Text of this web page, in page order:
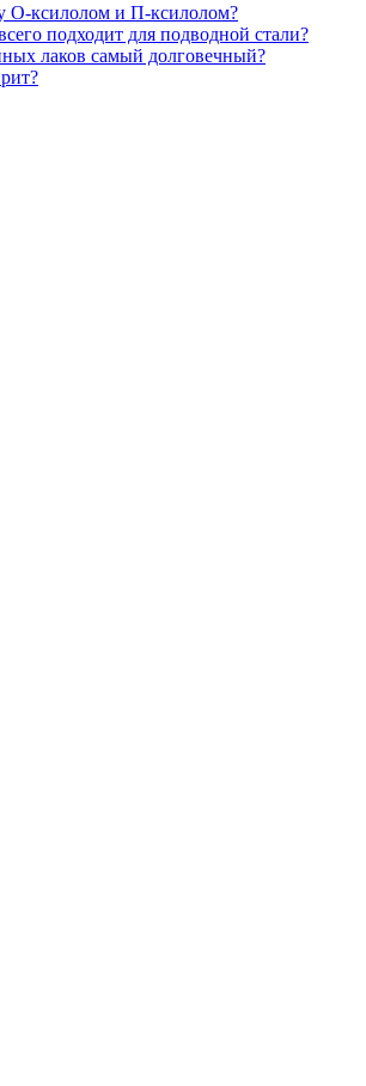
О-ксилолом и П-ксилолом?
подходит для подводной стали?
лаков самый долговечный?